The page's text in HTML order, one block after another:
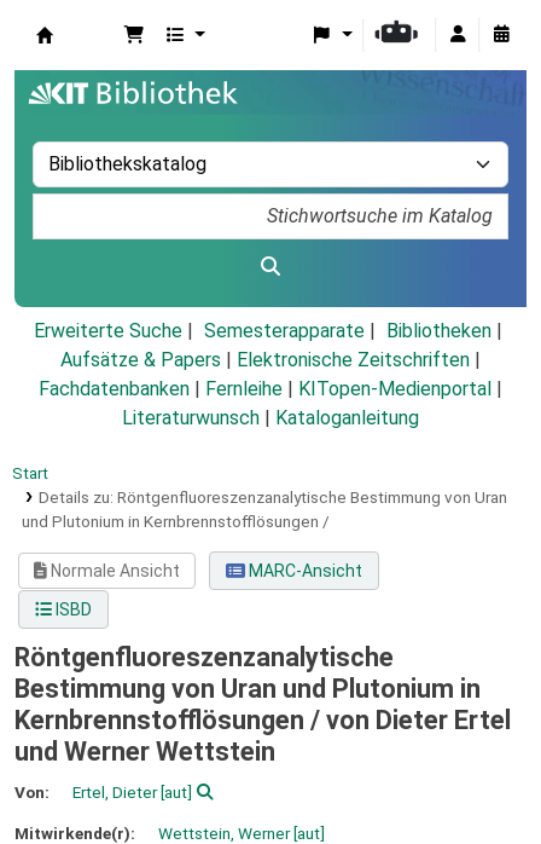
Erweiterte Suche Semesterapparate
Bibliotheken
Aufsätze & Papers
Elektronische Zeitschriften
Fachdatenbanken
Fernleihe KITopen-Medienportal
Literaturwunsch
Kataloganleitung
Start
Details zu: Röntgenfluoreszenzanalytische Bestimmung von Uran
und Plutonium in Kernbrennstofflösungen /
Normale Ansicht
MARC-Ansicht
ISBD
Röntgenfluoreszenzanalytische
Bestimmung von Uran und Plutonium in
Kernbrennstofflösungen / von Dieter Ertel
und Werner Wettstein
Von: Ertel, Dieter[aut]
Mitwirkende(r): Wettstein, Werner[aut]